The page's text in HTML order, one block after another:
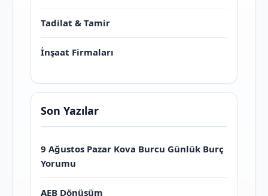
Tadilat & Tamir
İnşaat Firmaları
Son Yazılar
9 Ağustos Pazar Kova Burcu Günlük Burç
Yorumu
AEB Dönüşüm